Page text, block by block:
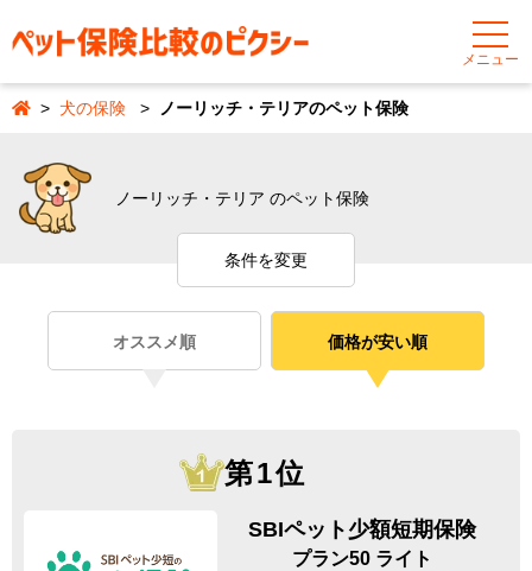
メニュー
犬の保険 ノーリッチ・テリアのペット保険
ノーリッチ・テリア のペット保険
条件を変更
オススメ順 価格が安い順
第1位
SBIペット少額短期保険
プラン50 ライト